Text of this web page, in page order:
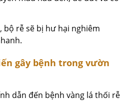
bộ rễ sẽ bị hư hại nghiêm
gây bệnh trong vườn
dẫn đến bệnh vàng lá thối rễ